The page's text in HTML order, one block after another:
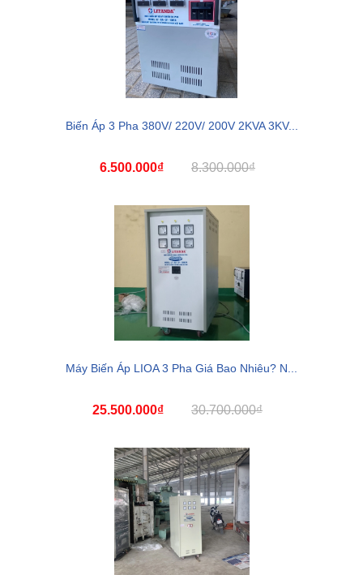
Biến Áp 3 Pha 380V/ 220V/ 200V 2KVA 3KV...
6.500.000₫ 8.300.000₫
Máy Biến Áp LIOA 3 Pha Giá Bao Nhiêu? N...
25.500.000₫ 30.700.000₫